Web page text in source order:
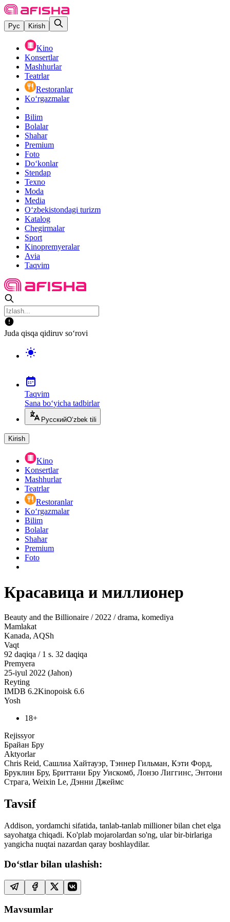
Рус Kirish
Kino
Konsertlar
Mashhurlar
Teatrlar
Restoranlar
Ko‘rgazmalar
Bilim
Bolalar
Shahar
Premium
Foto
Do‘konlar
Stendap
Texno
Moda
Media
O‘zbekistondagi turizm
Katalog
Chegirmalar
Sport
Kinopremyeralar
Avia
Taqvim
Juda qisqa qidiruv so‘rovi
Taqvim
Sana bo‘yicha tadbirlar
РусскийO‘zbek tili
Kirish
Kino
Konsertlar
Mashhurlar
Teatrlar
Restoranlar
Ko‘rgazmalar
Bilim
Bolalar
Shahar
Premium
Foto
Красавица и миллионер
Beauty and the Billionaire / 2022 / drama, komediya
Mamlakat
Kanada, AQSh
Vaqt
92 daqiqa / 1 s. 32 daqiqa
Premyera
25-iyul 2022 (Jahon)
Reyting
IMDB 6.2Kinopoisk 6.6
Yosh
18+
Rejissyor
Брайан Бру
Aktyorlar
Chris Reid, Сашлиа Хайтауэр, Тэннер Гильман, Кэти Форд,
Бруклин Бру, Бриттани Бру Уискомб, Лонзо Лиггинс, Энтони
Страга, Weixin Le, Дэнни Джеймс
Tavsif
Addison, yordamchi sifatida, tanlab-tanlab millioner bilan chet elga
sayohatga chiqadi. Ko'plab mojarolardan so'ng, ular bir-birlariga
yangicha nuqtai nazardan qaray boshlaydilar.
Do‘stlar bilan ulashish:
Mavsumlar